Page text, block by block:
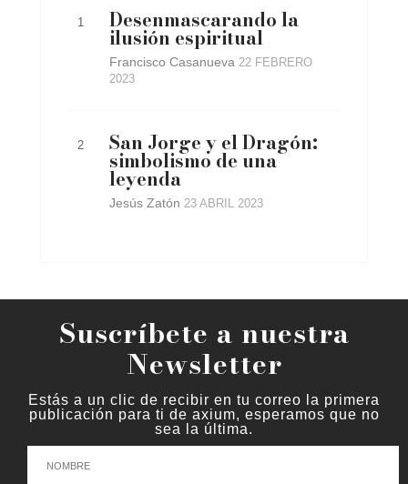
Desenmascarando la
ilusión espiritual
Francisco Casanueva 22 FEBRERO
2023
San Jorge y el Dragón:
simbolismo de una
leyenda
Jesús Zatón 23 ABRIL 2023
Suscríbete a nuestra
Newsletter
Estás a un clic de recibir en tu correo la primera
publicación para ti de axium, esperamos que no
sea la última.